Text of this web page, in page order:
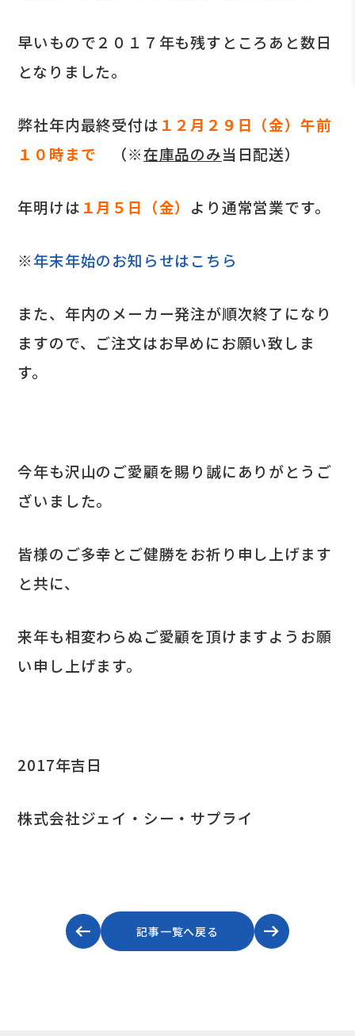
早いもので２０１７年も残すところあと数日
となりました。
弊社年内最終受付は １２月２９日（金）午前
１０時まで
（※在庫品のみ当日配送）
年明けは １月５日（金） より通常営業です。
※年末年始のお知らせはこちら
また、年内のメーカー発注が順次終了になり
ますので、ご注文はお早めにお願い致しま
す。
今年も沢山のご愛顧を賜り誠にありがとうご
ざいました。
皆様のご多幸とご健勝をお祈り申し上げます
と共に、
来年も相変わらぬご愛顧を頂けますようお願
い申し上げます。
2017年吉日
株式会社ジェイ・シー・サプライ
記事一覧へ戻る